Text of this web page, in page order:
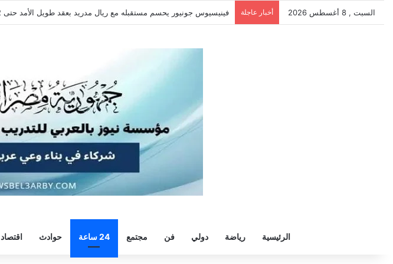
السبت , 8 أغسطس 2026 أخبار عاجلة سيلتيك يكثف مفاوضاته لحسم صفقة هيثم حسن.. واللاعب يُرحب
الرئيسية رياضة دولي فن مجتمع 24 ساعة حوادث اقتصاد